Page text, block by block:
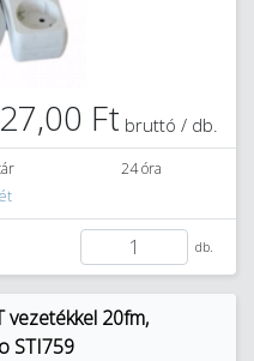
Ft bruttó / db.
24 óra
db.
vezetékkel 20fm,
STI759